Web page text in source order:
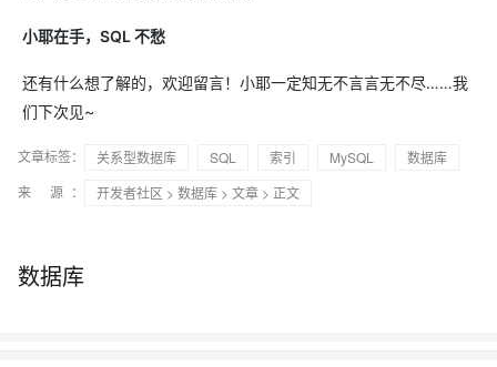
小耶在手，SQL 不愁
还有什么想了解的，欢迎留言！小耶一定知无不言言无不尽……我
们下次见~
文章标签： 关系型数据库 SQL 索引 MySQL
数据库
来 源：
开发者社区 > 数据库 > 文章 > 正文
数据库